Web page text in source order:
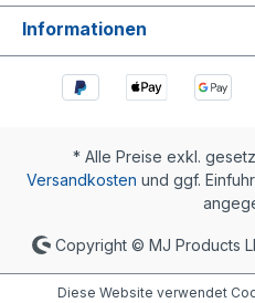
Informationen
* Alle Preise exkl.
Versandkosten und ggf.
Copyright © MJ Products
Diese Website verwendet